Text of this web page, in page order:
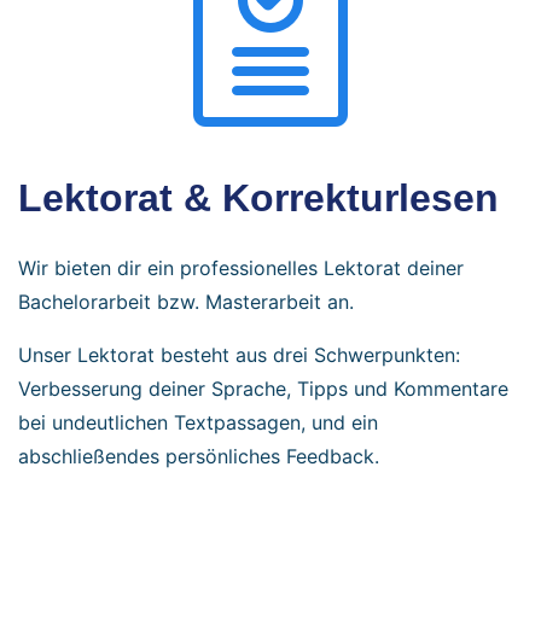
Lektorat & Korrekturlesen
Wir bieten dir ein professionelles Lektorat deiner
Bachelorarbeit bzw. Masterarbeit an.
Unser Lektorat besteht aus drei Schwerpunkten:
Verbesserung deiner Sprache, Tipps und Kommentare
bei undeutlichen Textpassagen, und ein
abschließendes persönliches Feedback.